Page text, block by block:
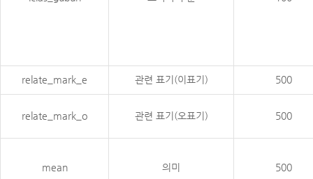
relate_mark_e 관련 표기(이표기) 500
relate_mark_o 관련 표기(오표기) 500
mean 의미 500